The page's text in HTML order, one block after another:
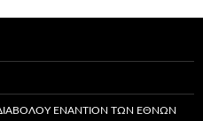
ΕΝΑΝΤΊΟΝ ΤΩΝ ΕΘΝΏΝ